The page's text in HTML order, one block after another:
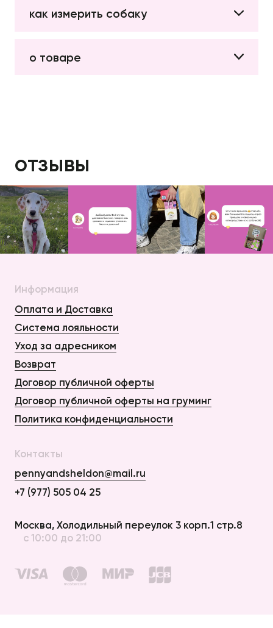
как измерить собаку
о товаре
отзывы
Информация
Оплата и Доставка
Система лояльности
Уход за адресником
Возврат
Договор публичной оферты
Договор публичной оферты на груминг
Политика конфиденциальности
Контакты
pennyandsheldon@mail.ru
+7 (977) 505 04 25
Москва, Холодильный переулок 3 корп.1 стр.8
с 10:00 до 21:00
Оплата и Доставка
Возврат
Договор публичной оферты на груминг